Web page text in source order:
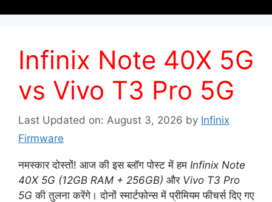
Infinix Note 40X 5G
vs Vivo T3 Pro 5G
Last Updated on: August 3, 2026 by Infinix
Firmware
नमस्कार दोस्तों! आज की इस ब्लॉग पोस्ट में हम Infinix Note
40X 5G (12GB RAM + 256GB) और Vivo T3 Pro
5G की तुलना करेंगे। दोनों स्मार्टफोन्स में प्रीमियम फीचर्स दिए गए